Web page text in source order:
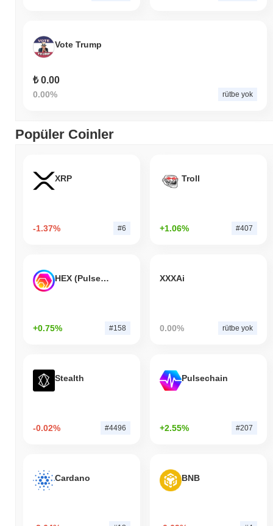
Vote Trump
₺ 0.00
0.00% rütbe yok
Popüler Coinler
XRP
-1.37% #6
Troll
+1.06% #407
HEX (Pulsechain)
+0.75% #158
XXXAi
0.00% rütbe yok
Stealth
-0.02% #4496
Pulsechain
+2.55% #207
Cardano BNB